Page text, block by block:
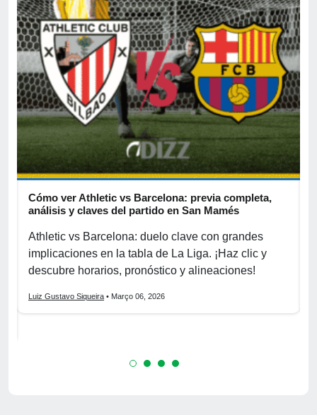
Cómo ver Athletic vs Barcelona: previa completa,
análisis y claves del partido en San Mamés
Athletic vs Barcelona: duelo clave con grandes
implicaciones en la tabla de La Liga. ¡Haz clic y
descubre horarios, pronóstico y alineaciones!
Luiz Gustavo Siqueira • Março 06, 2026